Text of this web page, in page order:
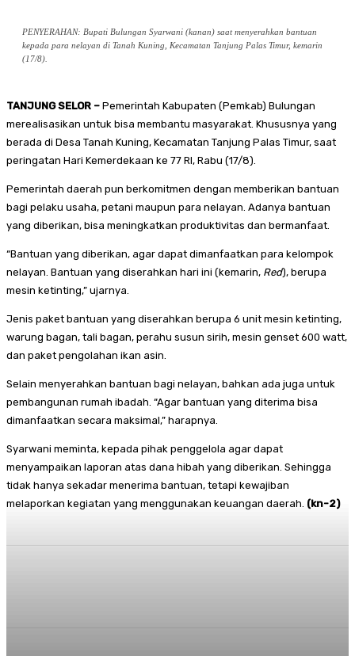
PENYERAHAN: Bupati Bulungan Syarwani (kanan) saat menyerahkan bantuan
kepada para nelayan di Tanah Kuning, Kecamatan Tanjung Palas Timur, kemarin
(17/8).
TANJUNG SELOR – Pemerintah Kabupaten (Pemkab) Bulungan
merealisasikan untuk bisa membantu masyarakat. Khususnya yang
berada di Desa Tanah Kuning, Kecamatan Tanjung Palas Timur, saat
peringatan Hari Kemerdekaan ke 77 RI, Rabu (17/8).
Pemerintah daerah pun berkomitmen dengan memberikan bantuan
bagi pelaku usaha, petani maupun para nelayan. Adanya bantuan
yang diberikan, bisa meningkatkan produktivitas dan bermanfaat.
“Bantuan yang diberikan, agar dapat dimanfaatkan para kelompok
nelayan. Bantuan yang diserahkan hari ini (kemarin, Red), berupa
mesin ketinting,” ujarnya.
Jenis paket bantuan yang diserahkan berupa 6 unit mesin ketinting,
warung bagan, tali bagan, perahu susun sirih, mesin genset 600 watt,
dan paket pengolahan ikan asin.
Selain menyerahkan bantuan bagi nelayan, bahkan ada juga untuk
pembangunan rumah ibadah. “Agar bantuan yang diterima bisa
dimanfaatkan secara maksimal,” harapnya.
Syarwani meminta, kepada pihak penggelola agar dapat
menyampaikan laporan atas dana hibah yang diberikan. Sehingga
tidak hanya sekadar menerima bantuan, tetapi kewajiban
melaporkan kegiatan yang menggunakan keuangan daerah. (kn-2)